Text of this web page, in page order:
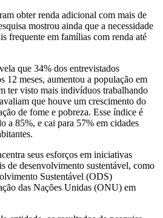
obter renda adicional com mais de
mostrou ainda que a necessidade
frequente em famílias com renda até
que 34% dos entrevistados
12 meses, aumentou a população em
ter visto mais indivíduos trabalhando
que houve um crescimento do
de fome e pobreza. Esse índice é
a 85%, e cai para 57% em cidades
seus esforços em iniciativas
de desenvolvimento sustentável, como
Sustentável (ODS)
das Nações Unidas (ONU) em